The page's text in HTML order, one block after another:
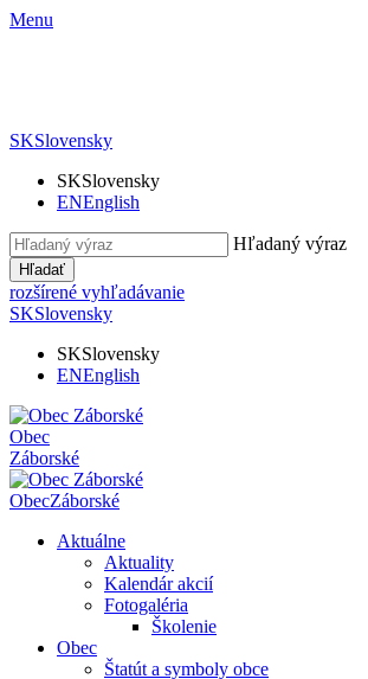
Menu
SKSlovensky
SKSlovensky
ENEnglish
Hľadaný výraz
Hľadať
rozšírené vyhľadávanie
SKSlovensky
SKSlovensky
ENEnglish
Obec
Záborské
ObecZáborské
Aktuálne
Aktuality
Kalendár akcií
Fotogaléria
Školenie
Obec
Štatút a symboly obce